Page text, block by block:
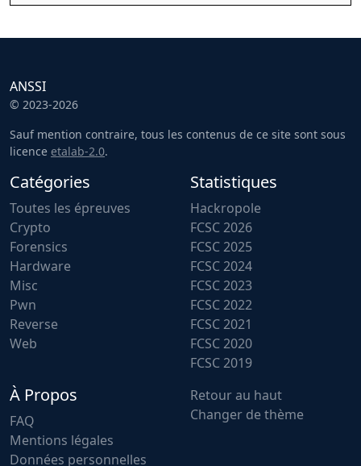
ANSSI
© 2023-2026
Sauf mention contraire, tous les contenus de ce site sont sous
licence etalab-2.0.
Catégories
Toutes les épreuves
Crypto
Forensics
Hardware
Misc
Pwn
Reverse
Web
Statistiques
Hackropole
FCSC 2026
FCSC 2025
FCSC 2024
FCSC 2023
FCSC 2022
FCSC 2021
FCSC 2020
FCSC 2019
À Propos
FAQ
Mentions légales
Données personnelles
Retour au haut
Changer de thème